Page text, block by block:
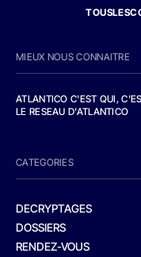
MIEUX NOUS CONNAITRE
ATLANTICO C'EST QUI,
LE RESEAU D'ATLANTICO
CATEGORIES
DECRYPTAGES
DOSSIERS
RENDEZ-VOUS